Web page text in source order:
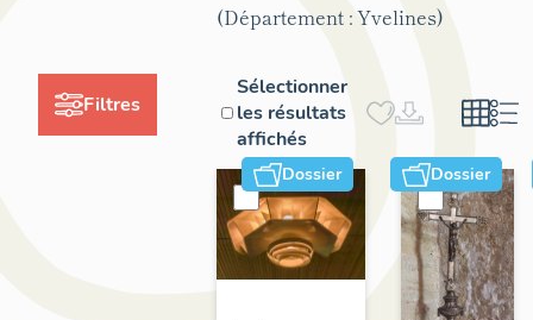
Filtres
(Département : Yvelines)
Sélectionner
les résultats
affichés
Dossier Dossier